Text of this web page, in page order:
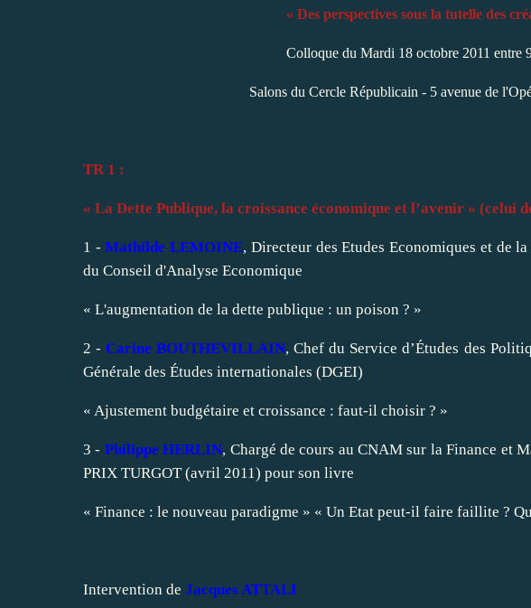
« Des perspectives sous la tutelle des
Colloque du Mardi 18 octobre 2011 entre
Salons du Cercle Républicain - 5 avenue de
TR 1 :
« La Dette Publique, la croissance économique et l’avenir » (celui
1 -Mathilde LEMOINE, Directeur des Etudes Economiques et de
du Conseil d'Analyse Economique
« L'augmentation de la dette publique : un poison ? »
2 -Carine BOUTHEVILLAIN, Chef du Service d’Études des
Générale des Études internationales (DGEI)
« Ajustement budgétaire et croissance : faut-il choisir ? »
3 - Philippe HERLIN, Chargé de cours au CNAM sur la Finance et
PRIX TURGOT (avril 2011) pour son livre
« Finance : le nouveau paradigme » « Un Etat peut-il faire faillite ?
Intervention de Jacques ATTALI